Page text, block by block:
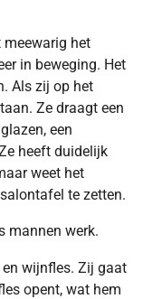
meewarig het
in beweging. Het
Als zij op het
Ze draagt een
een
heeft duidelijk
weet het
te zetten.
mannen werk.
wijnfles. Zij gaat
opent, wat hem